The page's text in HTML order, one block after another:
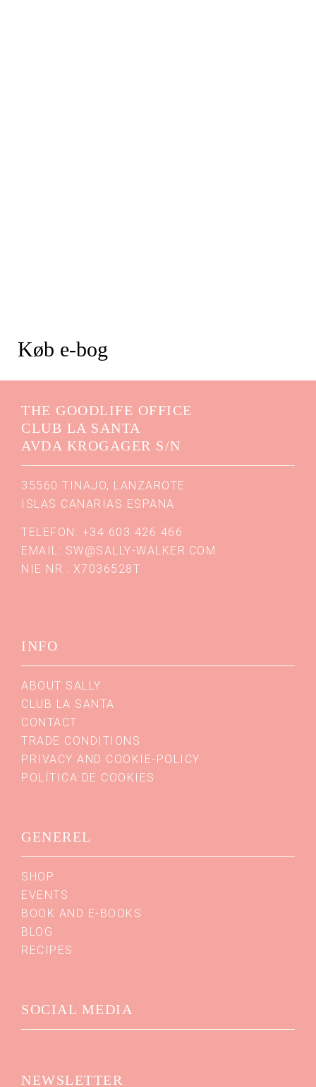
Køb e-bog
THE GOODLIFE OFFICE
CLUB LA SANTA
AVDA KROGAGER S/N
35560 TINAJO, LANZAROTE
ISLAS CANARIAS ESPANA
TELEFON: +34 603 426 466
EMAIL: SW@SALLY-WALKER.COM
NIE NR.: X7036528T
INFO
ABOUT SALLY
CLUB LA SANTA
CONTACT
TRADE CONDITIONS
PRIVACY AND COOKIE-POLICY
POLÍTICA DE COOKIES
GENEREL
SHOP
EVENTS
BOOK AND E-BOOKS
BLOG
RECIPES
SOCIAL MEDIA
NEWSLETTER